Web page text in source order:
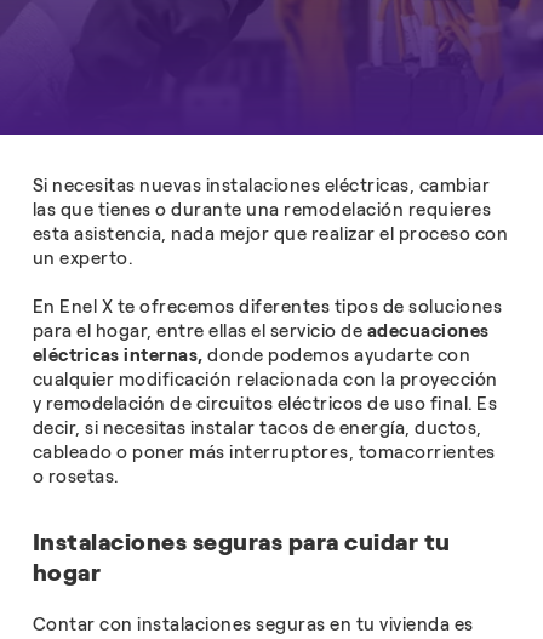
Si necesitas nuevas instalaciones eléctricas, cambiar
las que tienes o durante una remodelación requieres
esta asistencia, nada mejor que realizar el proceso con
un experto.
En Enel X te ofrecemos diferentes tipos de soluciones
para el hogar, entre ellas el servicio de adecuaciones
eléctricas internas, donde podemos ayudarte con
cualquier modificación relacionada con la proyección
y remodelación de circuitos eléctricos de uso final. Es
decir, si necesitas instalar tacos de energía, ductos,
cableado o poner más interruptores, tomacorrientes
o rosetas.
Instalaciones seguras para cuidar tu
hogar
Contar con instalaciones seguras en tu vivienda es